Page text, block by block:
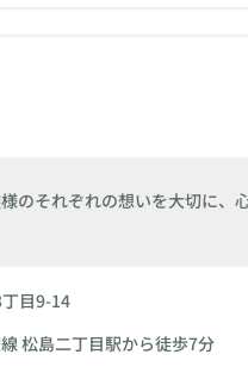
のそれぞれの想いを大切に、
目9-14
線 松島二丁目駅から徒歩7分